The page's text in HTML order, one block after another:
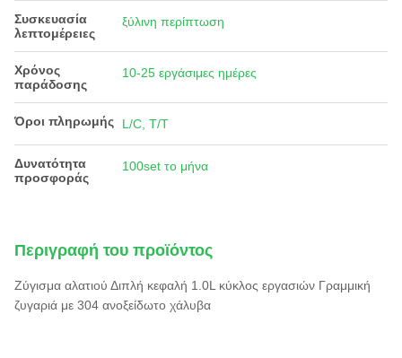
Συσκευασία
λεπτομέρειες
ξύλινη περίπτωση
Χρόνος
παράδοσης
10-25 εργάσιμες ημέρες
Όροι πληρωμής L/C, T/T
Δυνατότητα
προσφοράς
100set το μήνα
Περιγραφή του προϊόντος
Ζύγισμα αλατιού Διπλή κεφαλή 1.0L κύκλος εργασιών Γραμμική
ζυγαριά με 304 ανοξείδωτο χάλυβα